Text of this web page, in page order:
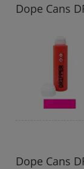
Dope Cans
Dope Cans